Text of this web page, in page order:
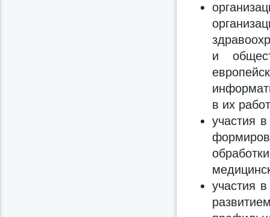
и
в их
участия
участия